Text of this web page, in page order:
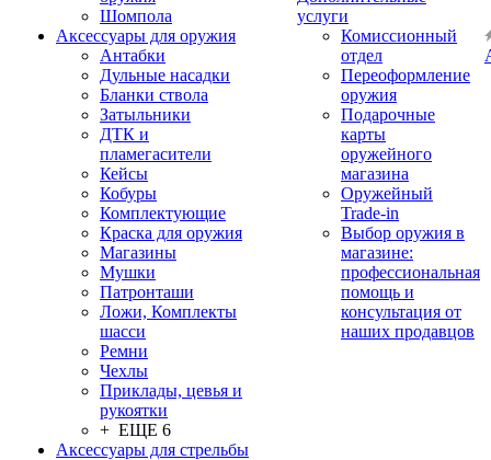
Шомпола
Аксессуары для оружия
Антабки
Дульные насадки
Бланки ствола
Затыльники
ДТК и
пламегасители
Кейсы
Кобуры
Комплектующие
Краска для оружия
Магазины
Мушки
Патронташи
Ложи, Комплекты
шасси
Ремни
Чехлы
Приклады, цевья и
рукоятки
+ ЕЩЕ 6
Аксессуары для стрельбы
услуги
Комиссионный
отдел
Переоформление
оружия
Подарочные
карты
оружейного
магазина
Оружейный
Trade-in
Выбор оружия в
магазине:
профессиональная
помощь и
консультация от
наших продавцов